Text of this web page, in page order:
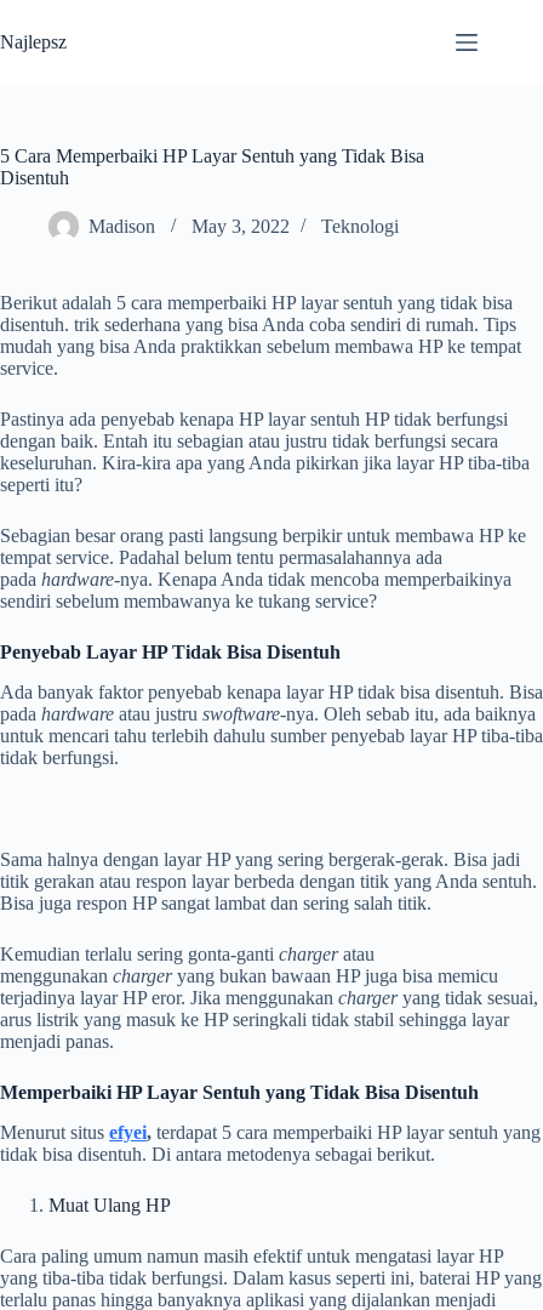
to
content
Najlepsz
5 Cara Memperbaiki HP Layar Sentuh yang Tidak Bisa
Disentuh
Madison May 3, 2022 Teknologi
Berikut adalah 5 cara memperbaiki HP layar sentuh yang tidak bisa
disentuh. trik sederhana yang bisa Anda coba sendiri di rumah. Tips
mudah yang bisa Anda praktikkan sebelum membawa HP ke tempat
service.
Pastinya ada penyebab kenapa HP layar sentuh HP tidak berfungsi
dengan baik. Entah itu sebagian atau justru tidak berfungsi secara
keseluruhan. Kira-kira apa yang Anda pikirkan jika layar HP tiba-tiba
seperti itu?
Sebagian besar orang pasti langsung berpikir untuk membawa HP ke
tempat service. Padahal belum tentu permasalahannya ada
pada hardware-nya. Kenapa Anda tidak mencoba memperbaikinya
sendiri sebelum membawanya ke tukang service?
Penyebab Layar HP Tidak Bisa Disentuh
Ada banyak faktor penyebab kenapa layar HP tidak bisa disentuh. Bisa
pada hardware atau justru swoftware-nya. Oleh sebab itu, ada baiknya
untuk mencari tahu terlebih dahulu sumber penyebab layar HP tiba-tiba
tidak berfungsi.
Sama halnya dengan layar HP yang sering bergerak-gerak. Bisa jadi
titik gerakan atau respon layar berbeda dengan titik yang Anda sentuh.
Bisa juga respon HP sangat lambat dan sering salah titik.
Kemudian terlalu sering gonta-ganti chargeratau
menggunakan chargeryang bukan bawaan HP juga bisa memicu
terjadinya layar HP eror. Jika menggunakan chargeryang tidak sesuai,
arus listrik yang masuk ke HP seringkali tidak stabil sehingga layar
menjadi panas.
Memperbaiki HP Layar Sentuh yang Tidak Bisa Disentuh
Menurut situs efyei, terdapat 5 cara memperbaiki HP layar sentuh yang
tidak bisa disentuh. Di antara metodenya sebagai berikut.
Muat Ulang HP
Cara paling umum namun masih efektif untuk mengatasi layar HP
yang tiba-tiba tidak berfungsi. Dalam kasus seperti ini, baterai HP yang
terlalu panas hingga banyaknya aplikasi yang dijalankan menjadi